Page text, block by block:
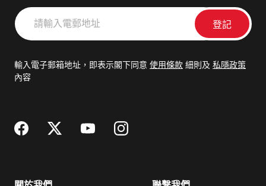
請
輸
郵
輸入電子郵箱地址，即表示閣下同意 使用條款 細則及 私隱政策
內容